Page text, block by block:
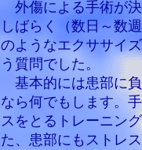
外傷による手術が
しばらく（数日～数
のようなエクササイ
う質問でした。
基本的には患部に
なら何でもします。
スをとるトレーニン
た、患部にもストレ